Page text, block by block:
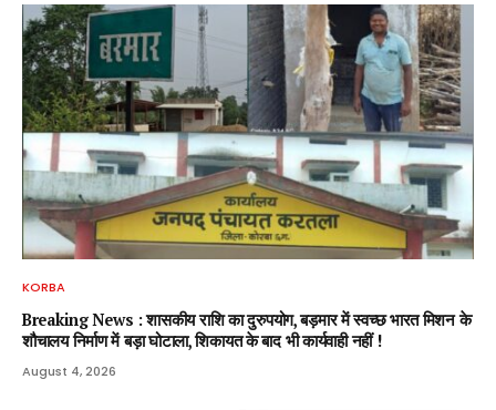
KORBA
Breaking News : शासकीय राशि का दुरुपयोग, बड़मार में स्वच्छ भारत मिशन के
शौचालय निर्माण में बड़ा घोटाला, शिकायत के बाद भी कार्यवाही नहीं !
August 4, 2026